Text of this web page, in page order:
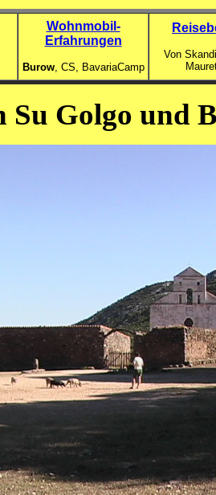
Wohnmobil-
Erfahrungen
Burow, CS, BavariaCamp
Von
Su Golgo und